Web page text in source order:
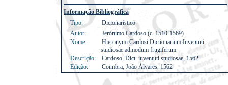
Informação Bibliográfica
Tipo:
Dicionarístico
Autor:
Jerónimo Cardoso (c. 1510-1569)
Nome:
Hieronymi Cardosi Dictionarium Iuventuti
studiosae admodum frugiferum
Descrição:
Cardoso, Dict. iuventuti studiosae, 1562
Edição:
Coimbra, João Álvares, 1562